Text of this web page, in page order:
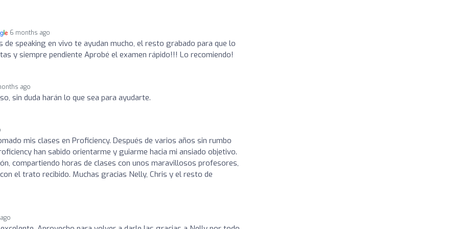
6 months ago
de speaking en vivo te ayudan mucho, el resto grabado para que lo
y siempre pendiente Aprobé el examen rápido!!! Lo recomiendo!
ago
sin duda harán lo que sea para ayudarte.
mis clases en Proficiency. Después de varios años sin rumbo
han sabido orientarme y guiarme hacia mi ansiado objetivo.
compartiendo horas de clases con unos maravillosos profesores,
el trato recibido. Muchas gracias Nelly, Chris y el resto de